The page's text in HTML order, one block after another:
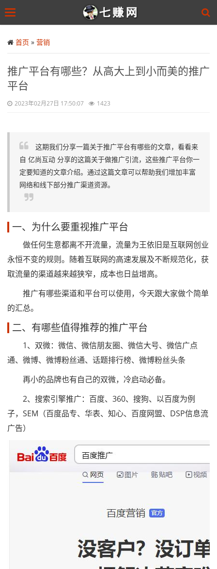
to
main
Toggle
首页 » 营销
推广平台有哪些？从高大上到小而美的推广
平台
2023年02月27日 17:50:07 1423
这期我们分享一篇关于推广平台有哪些的文章，看看来
自 亿尚互动 分享的这篇关于做推广引流，这些推广平台你一
定要知道的文章介绍。通过这篇文章可以帮助我们增加丰富
网络和线下部分推广渠道资源。
一、为什么要重视推广平台
做任何生意都离不开流量，流量为王依旧是互联网创业
永恒不变的规则。随着互联网的高速发展及不断规范化，获
取流量的渠道越来越狭窄，成本也日益增高。
推广有哪些渠道和平台可以使用，今天跟大家做个简单
的汇总。
二、有哪些值得推荐的推广平台
1、双微：微信、微信朋友圈、微信大号、微信广点
通、微博、微博粉丝通、话题排行榜、微博粉丝头条
再小的品牌也有自己的双微，冷启动必备。
2、搜索引擎推广：百度、360、搜狗、以百度为例
子，SEM（百度品专、华表、知心、百度网盟、DSP信息流
广告）